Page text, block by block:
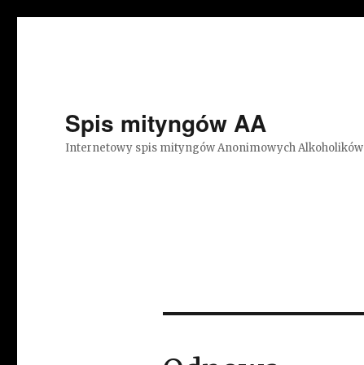
Spis mityngów AA
Internetowy spis mityngów Anonimowych Alkoholików